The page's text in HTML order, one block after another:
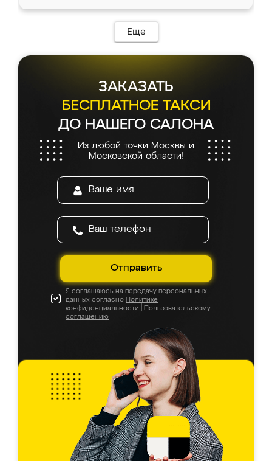
мебель сразу встала на свое место без
каких-либо доработок. Качеством осталась
довольна, все выглядит так, как и ожидала.
Еще
ЗАКАЗАТЬ
БЕСПЛАТНОЕ ТАКСИ
ДО НАШЕГО САЛОНА
Из любой точки Москвы и
Московской области!
Отправить
Я соглашаюсь на передачу персональных
данных согласно Политике
конфиденциальности
Пользовательскому
соглашению